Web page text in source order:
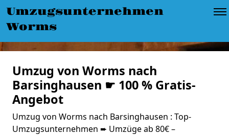
Umzugsunternehmen
Worms
Umzug von Worms nach
Barsinghausen ☛ 100 % Gratis-
Angebot
Umzug von Worms nach Barsinghausen : Top-
Umzugsunternehmen ➨ Umzüge ab 80€ –